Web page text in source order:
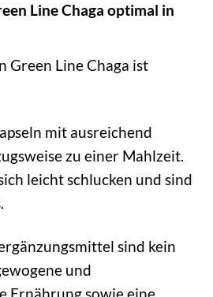
Line Chaga optimal in
Green Line Chaga ist
mit ausreichend
zu einer Mahlzeit.
leicht schlucken und sind
sind kein
und
Ernährung sowie eine